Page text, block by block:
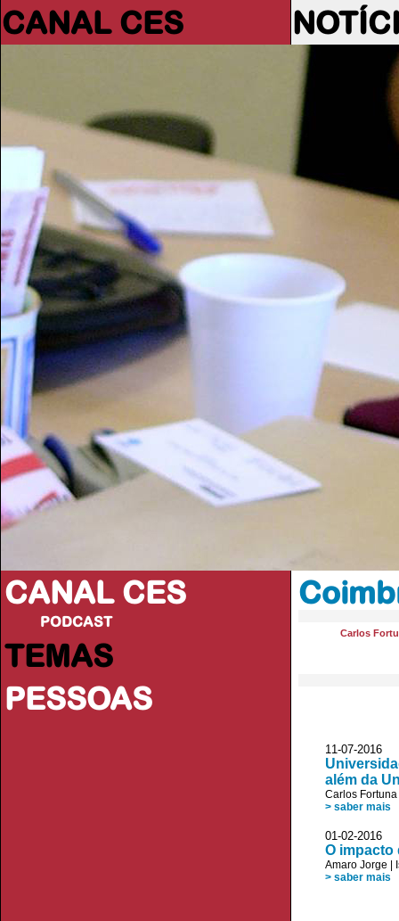
CANAL CES
CANAL CES
PODCAST
TEMAS
PESSOAS
Carlos
11-07-
além da
Carlos Fortuna
> saber mais
01-02-
O impacto
Amaro Jorge
> saber mais